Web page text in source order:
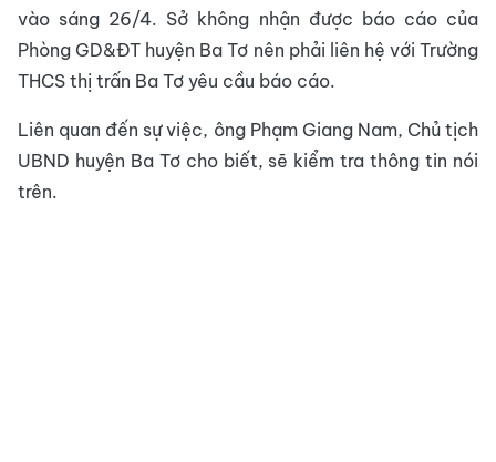
vào sáng 26/4. Sở không nhận được báo cáo của
Phòng GD&ĐT huyện Ba Tơ nên phải liên hệ với Trường
THCS thị trấn Ba Tơ yêu cầu báo cáo.
Liên quan đến sự việc, ông Phạm Giang Nam, Chủ tịch
UBND huyện Ba Tơ cho biết, sẽ kiểm tra thông tin nói
trên.